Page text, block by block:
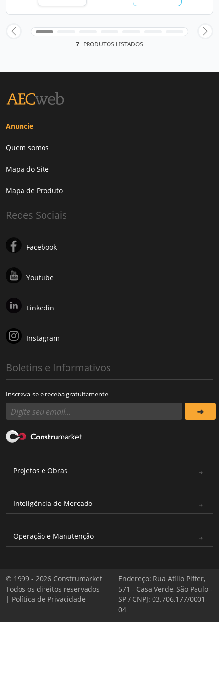
7 PRODUTOS LISTADOS
Anuncie
Quem somos
Mapa do Site
Mapa de Produto
Redes Sociais
Facebook
Youtube
Linkedin
Instagram
Boletins e Informativos
Inscreva-se e receba gratuitamente
Projetos e Obras
Inteligência de Mercado
Operação e Manutenção
© 1999 - 2026 Construmarket
Todos os direitos reservados
| Política de Privacidade
Endereço: Rua Atílio Piffer,
571 - Casa Verde, São Paulo -
SP / CNPJ: 03.706.177/0001-
04